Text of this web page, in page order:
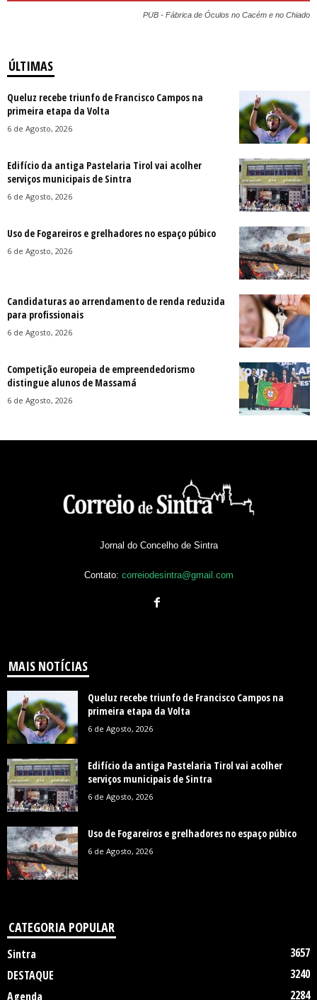
PUB - Fábrica de Óculos no Cacém e no Chiado
ÚLTIMAS
Queluz recebe triunfo de Francisco Campos na
primeira etapa da Volta
6 de Agosto, 2026
Edifício da antiga Pastelaria Tirol vai acolher
serviços municipais de Sintra
6 de Agosto, 2026
Uso de Fogareiros e grelhadores no espaço púbico
6 de Agosto, 2026
Candidaturas ao arrendamento de renda reduzida
para profissionais
6 de Agosto, 2026
Competição europeia de empreendedorismo
distingue alunos de Massamá
6 de Agosto, 2026
Jornal do Concelho de Sintra
Contato: correiodesintra@gmail.com
MAIS NOTÍCIAS
Queluz recebe triunfo de Francisco Campos na
primeira etapa da Volta
6 de Agosto, 2026
Edifício da antiga Pastelaria Tirol vai acolher
serviços municipais de Sintra
6 de Agosto, 2026
Uso de Fogareiros e grelhadores no espaço púbico
6 de Agosto, 2026
CATEGORIA POPULAR
Sintra
3657
DESTAQUE
3240
Agenda
2284